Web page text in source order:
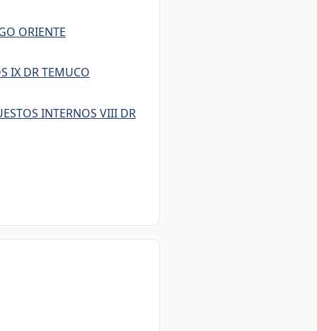
ORIENTE
IX DR TEMUCO
INTERNOS VIII DR